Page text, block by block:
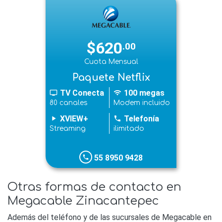
$620.00
Cuota Mensual
Paquete Netflix
tv TV Conecta
80 canales
wifi 100 megas
Modem incluido
play_arrow XVIEW+
Streaming
phone Telefonía
ilimitado
phone 55 8950 9428
Otras formas de contacto en
Megacable Zinacantepec
Además del teléfono y de las sucursales de Megacable en